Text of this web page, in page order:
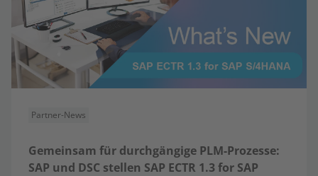
Partner-News
Gemeinsam für durchgängige PLM-Prozesse:
SAP und DSC stellen SAP ECTR 1.3 for SAP